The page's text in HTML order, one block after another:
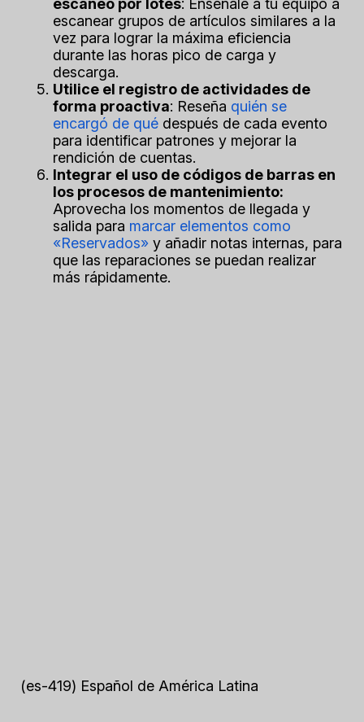
escaneo por lotes: Enséñale a tu equipo a
escanear grupos de artículos similares a la
vez para lograr la máxima eficiencia
durante las horas pico de carga y
descarga.
Utilice el registro de actividades de
forma proactiva: Reseña quién se
encargó de qué después de cada evento
para identificar patrones y mejorar la
rendición de cuentas.
Integrar el uso de códigos de barras en
los procesos de mantenimiento:
Aprovecha los momentos de llegada y
salida para marcar elementos como
«Reservados» y añadir notas internas, para
que las reparaciones se puedan realizar
más rápidamente.
(es-419) Español de América Latina